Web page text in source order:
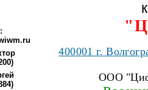
400001г.
ООО